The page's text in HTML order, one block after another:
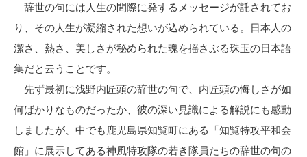
辞世の句には人生の間際に発するメッセージが託されてお
り、その人生が凝縮された想いが込められている。日本人の
潔さ、熱さ、美しさが秘められた魂を揺さぶる珠玉の日本語
集だと云うことです。
先ず最初に浅野内匠頭の辞世の句で、内匠頭の悔しさが如
何ばかりなものだったか、彼の深い見識による解説にも感動
しましたが、中でも鹿児島県知覧町にある「知覧特攻平和会
館」に展示してある神風特攻隊の若き隊員たちの辞世の句の